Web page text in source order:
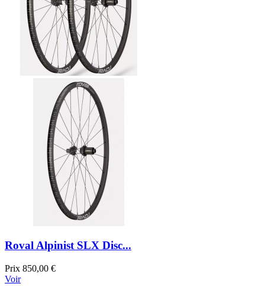
Roval Alpinist SLX Disc...
Prix 850,00 €
Voir